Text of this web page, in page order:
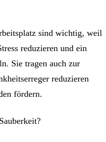
sind wichtig, weil
reduzieren und ein
Sie tragen auch zur
reduzieren
fördern.